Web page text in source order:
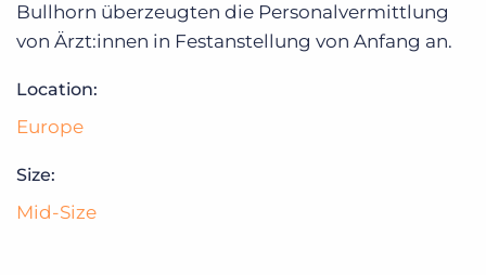
Bullhorn überzeugten die Personalvermittlung
von Ärzt:innen in Festanstellung von Anfang an.
Location:
Europe
Size:
Mid-Size